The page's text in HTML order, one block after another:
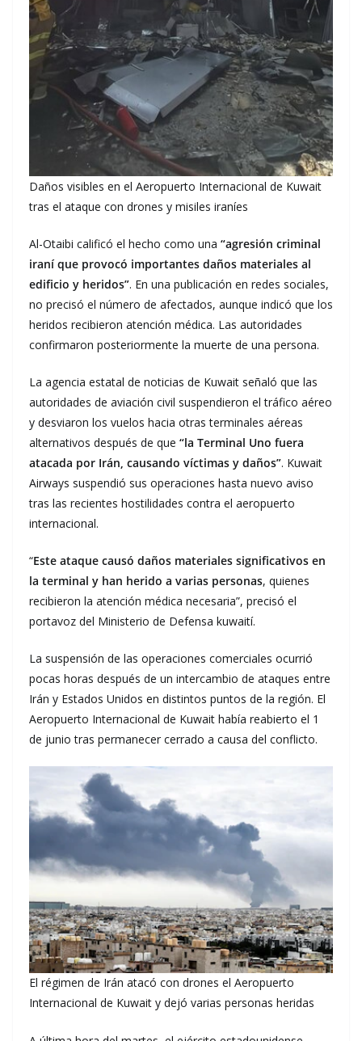
Daños visibles en el Aeropuerto Internacional de Kuwait
tras el ataque con drones y misiles iraníes
Al-Otaibi calificó el hecho como una “agresión criminal
iraní que provocó importantes daños materiales al
edificio y heridos”. En una publicación en redes sociales,
no precisó el número de afectados, aunque indicó que los
heridos recibieron atención médica. Las autoridades
confirmaron posteriormente la muerte de una persona.
La agencia estatal de noticias de Kuwait señaló que las
autoridades de aviación civil suspendieron el tráfico aéreo
y desviaron los vuelos hacia otras terminales aéreas
alternativos después de que “la Terminal Uno fuera
atacada por Irán, causando víctimas y daños”. Kuwait
Airways suspendió sus operaciones hasta nuevo aviso
tras las recientes hostilidades contra el aeropuerto
internacional.
“Este ataque causó daños materiales significativos en
la terminal y han herido a varias personas, quienes
recibieron la atención médica necesaria”, precisó el
portavoz del Ministerio de Defensa kuwaití.
La suspensión de las operaciones comerciales ocurrió
pocas horas después de un intercambio de ataques entre
Irán y Estados Unidos en distintos puntos de la región. El
Aeropuerto Internacional de Kuwait había reabierto el 1
de junio tras permanecer cerrado a causa del conflicto.
El régimen de Irán atacó con drones el Aeropuerto
Internacional de Kuwait y dejó varias personas heridas